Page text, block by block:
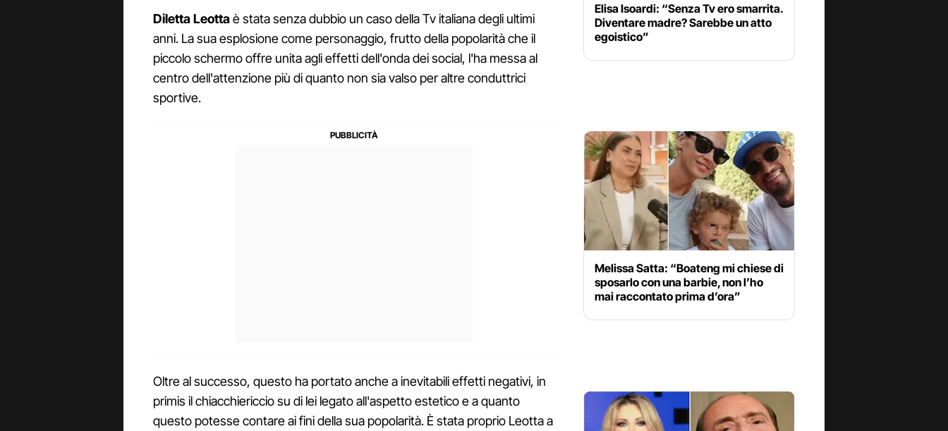
Diletta Leottaè stata senza dubbio un caso della Tv italiana degli ultimi
anni. La sua esplosione come personaggio, frutto della popolarità che il
piccolo schermo offre unita agli effetti dell'onda dei social, l'ha messa al
centro dell'attenzione più di quanto non sia valso per altre conduttrici
sportive.
Oltre al successo, questo ha portato anche a inevitabili effetti negativi, in
primis il chiacchiericcio su di lei legato all'aspetto estetico e a quanto
questo potesse contare ai fini della sua popolarità. È stata proprio Leotta a
Elisa Isoardi: “Senza Tv ero smarrita.
Diventare madre? Sarebbe un atto
egoistico”
Melissa Satta: “Boateng mi chiese di
sposarlo con una barbie, non l’ho
mai raccontato prima d’ora”